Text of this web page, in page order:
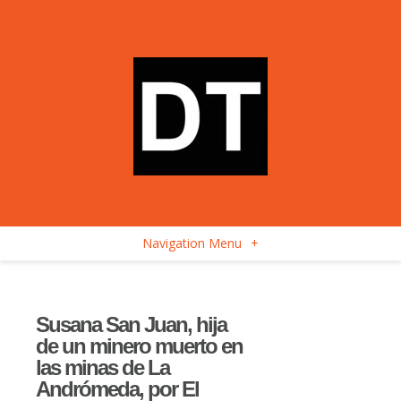
Navigation Menu +
Susana San Juan, hija
de un minero muerto en
las minas de La
Andrómeda, por El